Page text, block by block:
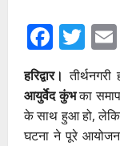
हरिद्वार।
आयुर्वेद कुंभका
के साथ हुआ हो, लेकिन
घटना ने पूरे